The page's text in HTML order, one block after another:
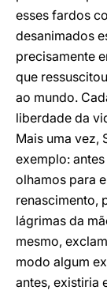
esses fardos
desanimados
precisamente
que
ao mundo.
liberdade da
Mais uma vez,
exemplo:
olhamos para
renascimento,
lágrimas da
mesmo,
modo algum
antes, existiria